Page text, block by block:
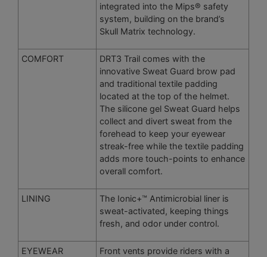
integrated into the Mips® safety
system, building on the brand’s
Skull Matrix technology.
COMFORT
DRT3 Trail comes with the
innovative Sweat Guard brow pad
and traditional textile padding
located at the top of the helmet.
The silicone gel Sweat Guard helps
collect and divert sweat from the
forehead to keep your eyewear
streak-free while the textile padding
adds more touch-points to enhance
overall comfort.
LINING
The Ionic+™ Antimicrobial liner is
sweat-activated, keeping things
fresh, and odor under control.
EYEWEAR
Front vents provide riders with a